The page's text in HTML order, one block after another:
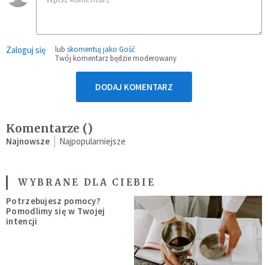
Zaloguj się lub skomentuj jako Gość
Twój komentarz będzie moderowany
DODAJ KOMENTARZ
Komentarze ()
Najnowsze Najpopularniejsze
WYBRANE DLA CIEBIE
Potrzebujesz pomocy?
Pomodlimy się w Twojej
intencji